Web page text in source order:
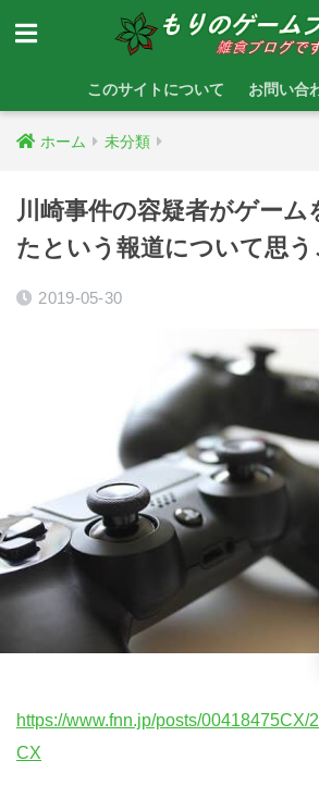
このサイトについて お問い合
ホーム 未分類
川崎事件の容疑者がゲーム
たという報道について思う
2019-05-30
https://www.fnn.jp/posts/00418475CX/
CX